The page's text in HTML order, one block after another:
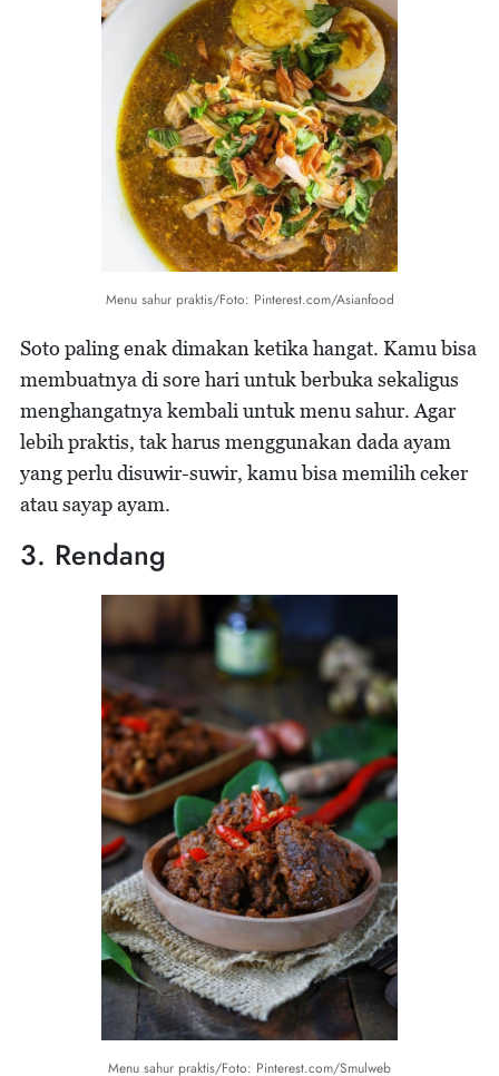
Menu sahur praktis/Foto: Pinterest.com/Asianfood
Soto paling enak dimakan ketika hangat. Kamu bisa
membuatnya di sore hari untuk berbuka sekaligus
menghangatnya kembali untuk menu sahur. Agar
lebih praktis, tak harus menggunakan dada ayam
yang perlu disuwir-suwir, kamu bisa memilih ceker
atau sayap ayam.
3. Rendang
Menu sahur praktis/Foto: Pinterest.com/Smulweb